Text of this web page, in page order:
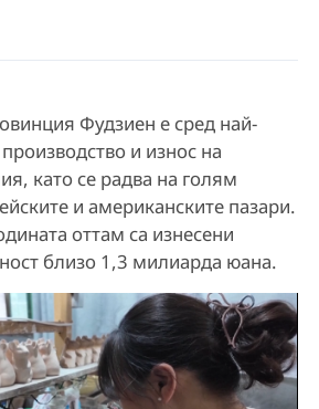
Фудзиен е сред най-
и износ на
като се радва на голям
и американските пазари.
оттам са изнесени
близо 1,3 милиарда юана.